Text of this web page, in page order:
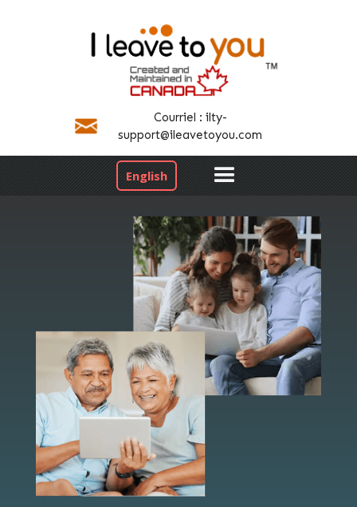
Courriel : ilty-
support@ileavetoyou.com
English